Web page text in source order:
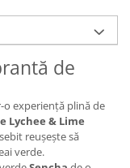
de
o experiență plină de
Lychee & Lime
reușește să
verde.